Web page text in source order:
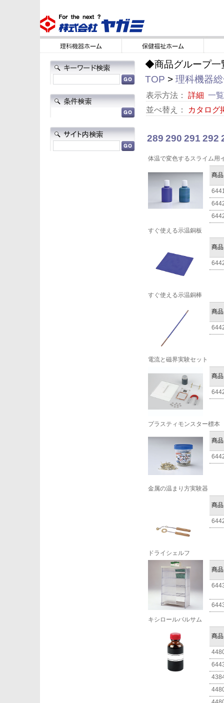
◆商品グループ一
TOP > 理科機器
表示方法： 詳細 一覧
並べ替え：
カタログ
289 290 291 292
体温で変色するスライム用
商
すぐ使える示温銅板
商
すぐ使える示温銅棒
商
電流と磁界実験セット
商
プラスティモンスター標本
商
金属の温まり方実験器
商
ドライシェルフ
商
キシロールバルサム
商